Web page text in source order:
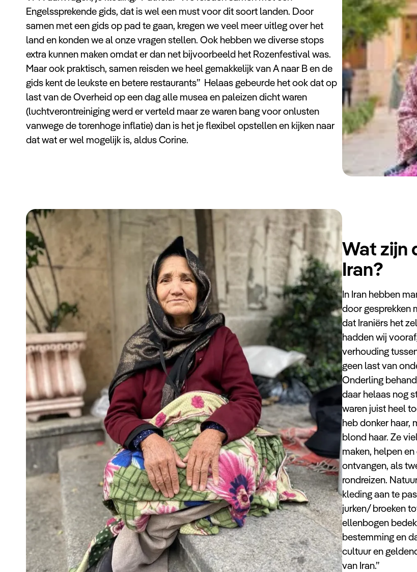
Engelssprekende gids, dat is wel een must voor dit soort landen. Door
samen met een gids op pad te gaan, kregen we veel meer uitleg over het
land en konden we al onze vragen stellen. Ook hebben we diverse stops
extra kunnen maken omdat er dan net bijvoorbeeld het Rozenfestival was.
Maar ook praktisch, samen reisden we heel gemakkelijk van A naar B en de
gids kent de leukste en betere restaurants” Helaas gebeurde het ook dat op
last van de Overheid op een dag alle musea en paleizen dicht waren
(luchtverontreiniging werd er verteld maar ze waren bang voor onlusten
vanwege de torenhoge inflatie) dan is het je flexibel opstellen en kijken naar
dat wat er wel mogelijk is, aldus Corine.
Wat zijn
Iran?
In Iran hebben
door gesprekken
dat Iraniërs het
hadden wij
verhouding
geen last van
Onderling
daar helaas nog
waren juist heel
heb donker haar,
blond haar. Ze
maken, helpen
ontvangen, als
rondreizen.
kleding aan te
jurken/ broeken
ellenbogen
bestemming en
cultuur en
van Iran.”